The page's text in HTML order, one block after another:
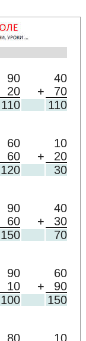
90
40
20 +
70
110 110
60
10
60 +
20
120 30
90
40
60 +
30
150 70
90
60
10 +
90
100 150
80 10